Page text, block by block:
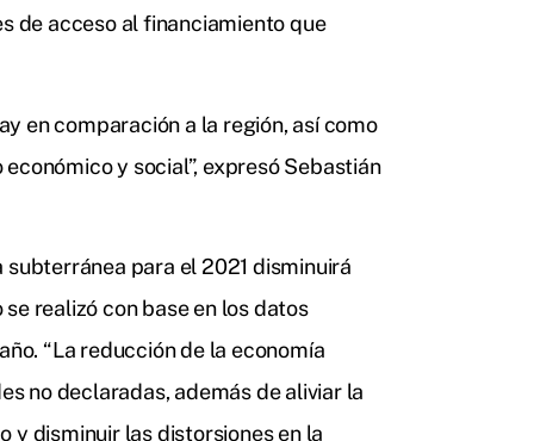
de acceso al financiamiento que
en comparación a la región, así como
y social”, expresó Sebastián
para el 2021 disminuirá
realizó con base en los datos
“La reducción de la economía
no declaradas, además de aliviar la
y disminuir las distorsiones en la